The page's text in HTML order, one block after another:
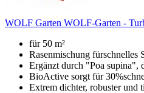
WOLF Garten WOLF-Garten -
für 50 m²
Rasenmischung fürschnelles
Ergänzt durch "Poa supina",
BioActive sorgt für
Extrem dichter, robuster und